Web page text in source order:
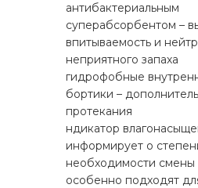
антибактериальным
суперабсорбентом –
впитываемость и
неприятного запаха
гидрофобные
бортики –
протекания
ндикатор
информирует о
необходимости смены
особенно подходят